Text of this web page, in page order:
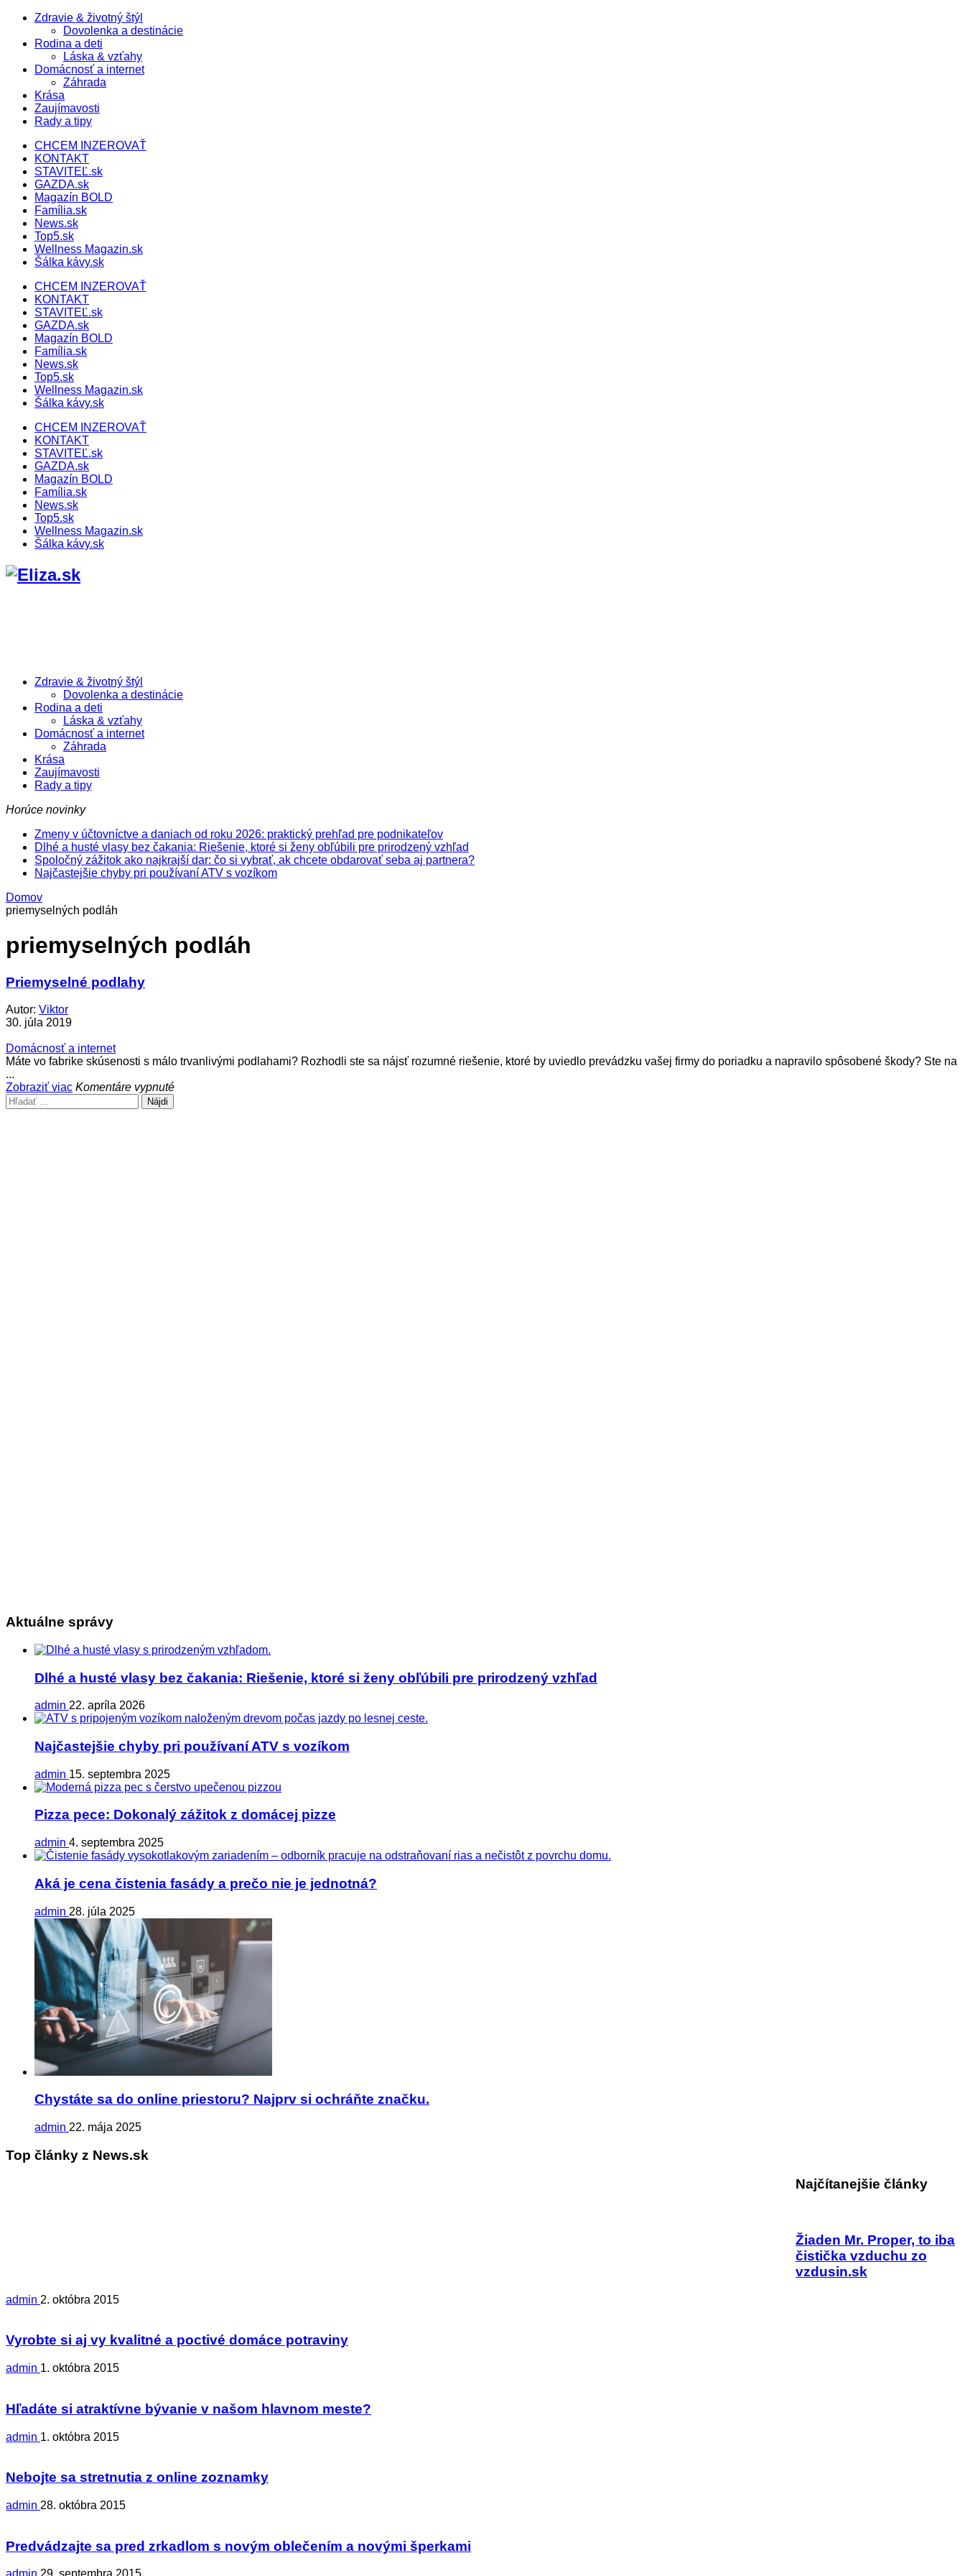
Zdravie & životný štýl
Dovolenka a destinácie
Rodina a deti
Láska & vzťahy
Domácnosť a internet
Záhrada
Krása
Zaujímavosti
Rady a tipy
CHCEM INZEROVAŤ
KONTAKT
STAVITEĽ.sk
GAZDA.sk
Magazín BOLD
Família.sk
News.sk
Top5.sk
Wellness Magazin.sk
Šálka kávy.sk
CHCEM INZEROVAŤ
KONTAKT
STAVITEĽ.sk
GAZDA.sk
Magazín BOLD
Família.sk
News.sk
Top5.sk
Wellness Magazin.sk
Šálka kávy.sk
CHCEM INZEROVAŤ
KONTAKT
STAVITEĽ.sk
GAZDA.sk
Magazín BOLD
Família.sk
News.sk
Top5.sk
Wellness Magazin.sk
Šálka kávy.sk
Zdravie & životný štýl
Dovolenka a destinácie
Rodina a deti
Láska & vzťahy
Domácnosť a internet
Záhrada
Krása
Zaujímavosti
Rady a tipy
Horúce novinky
Zmeny v účtovníctve a daniach od roku 2026: praktický prehľad pre podnikateľov
Dlhé a husté vlasy bez čakania: Riešenie, ktoré si ženy obľúbili pre prirodzený vzhľad
Spoločný zážitok ako najkrajší dar: čo si vybrať, ak chcete obdarovať seba aj partnera?
Najčastejšie chyby pri používaní ATV s vozíkom
Domov
priemyselných podláh
priemyselných podláh
Priemyselné podlahy
Autor: Viktor
30. júla 2019
Domácnosť a internet
Máte vo fabrike skúsenosti s málo trvanlivými podlahami? Rozhodli ste sa nájsť rozumné riešenie, ktoré by uviedlo prevádzku vašej firmy do poriadku a napravilo spôsobené škody? Ste na
...
Zobraziť viac Komentáre vypnuténa
Hľadať:
Aktuálne správy
Dlhé a husté vlasy bez čakania: Riešenie, ktoré si ženy obľúbili pre prirodzený vzhľad
admin 22. apríla 2026
Najčastejšie chyby pri používaní ATV s vozíkom
admin 15. septembra 2025
Pizza pece: Dokonalý zážitok z domácej pizze
admin 4. septembra 2025
Aká je cena čistenia fasády a prečo nie je jednotná?
admin 28. júla 2025
Chystáte sa do online priestoru? Najprv si ochráňte značku.
admin 22. mája 2025
Top články z News.sk
Najčítanejšie články
Žiaden Mr. Proper, to iba
čistička vzduchu zo
vzdusin.sk
admin 2. októbra 2015
Vyrobte si aj vy kvalitné a poctivé domáce potraviny
admin 1. októbra 2015
Hľadáte si atraktívne bývanie v našom hlavnom meste?
admin 1. októbra 2015
Nebojte sa stretnutia z online zoznamky
admin 28. októbra 2015
Predvádzajte sa pred zrkadlom s novým oblečením a novými šperkami